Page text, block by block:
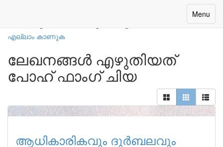
Toggle
Menu
എല്ലാം കാണുക
ലേഖനങ്ങൾ എഴുതിയത്
പോഹ് ഫാംഗ് ചിയ
ആധികാരികവും ദുർബലവും